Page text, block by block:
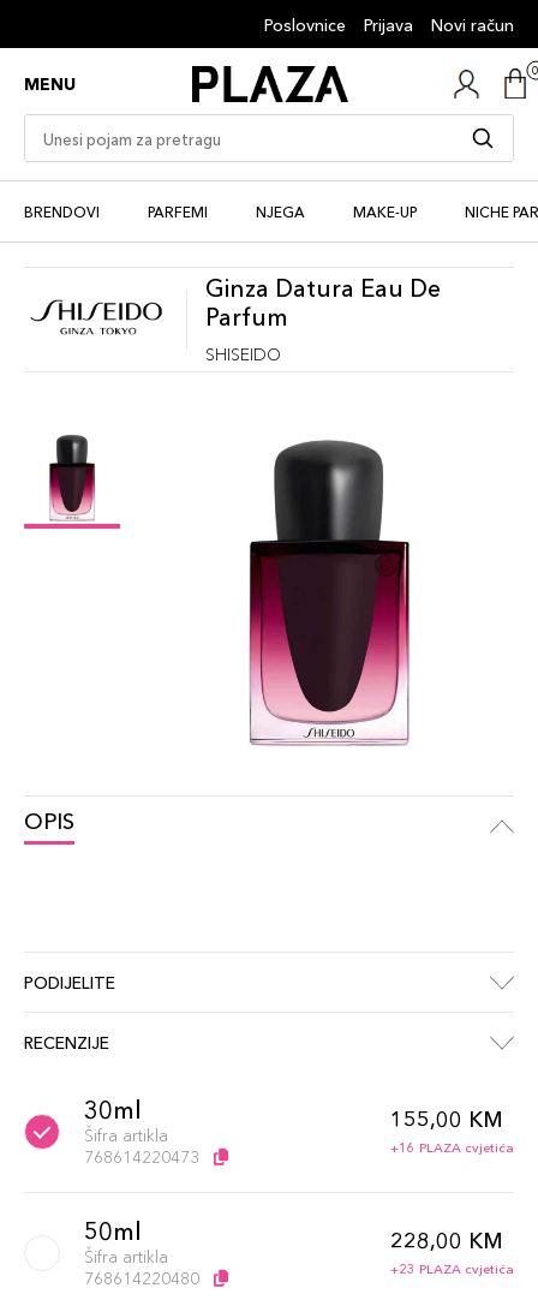
Poslovnice Prijava Novi račun
MENU
BRENDOVI PARFEMI NJEGA MAKE-UP NICHE
Ginza Datura Eau De
Parfum
SHISEIDO
OPIS
PODIJELITE
RECENZIJE
30ml
Šifra artikla
768614220473
155,00 KM
+16 PLAZA cvjetića
50ml
Šifra artikla
768614220480
228,00 KM
+23 PLAZA cvjetića